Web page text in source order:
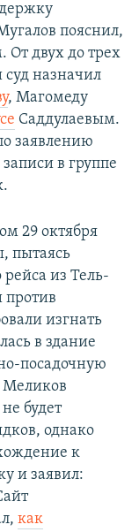
пояснил,
От двух до трех
суд назначил
, Магомеду
Саддулаевым.
заявлению
в группе
29 октября
пытаясь
из Тель-
против
изгнать
в здание
посадочную
Меликов
будет
однако
к
и заявил:
как